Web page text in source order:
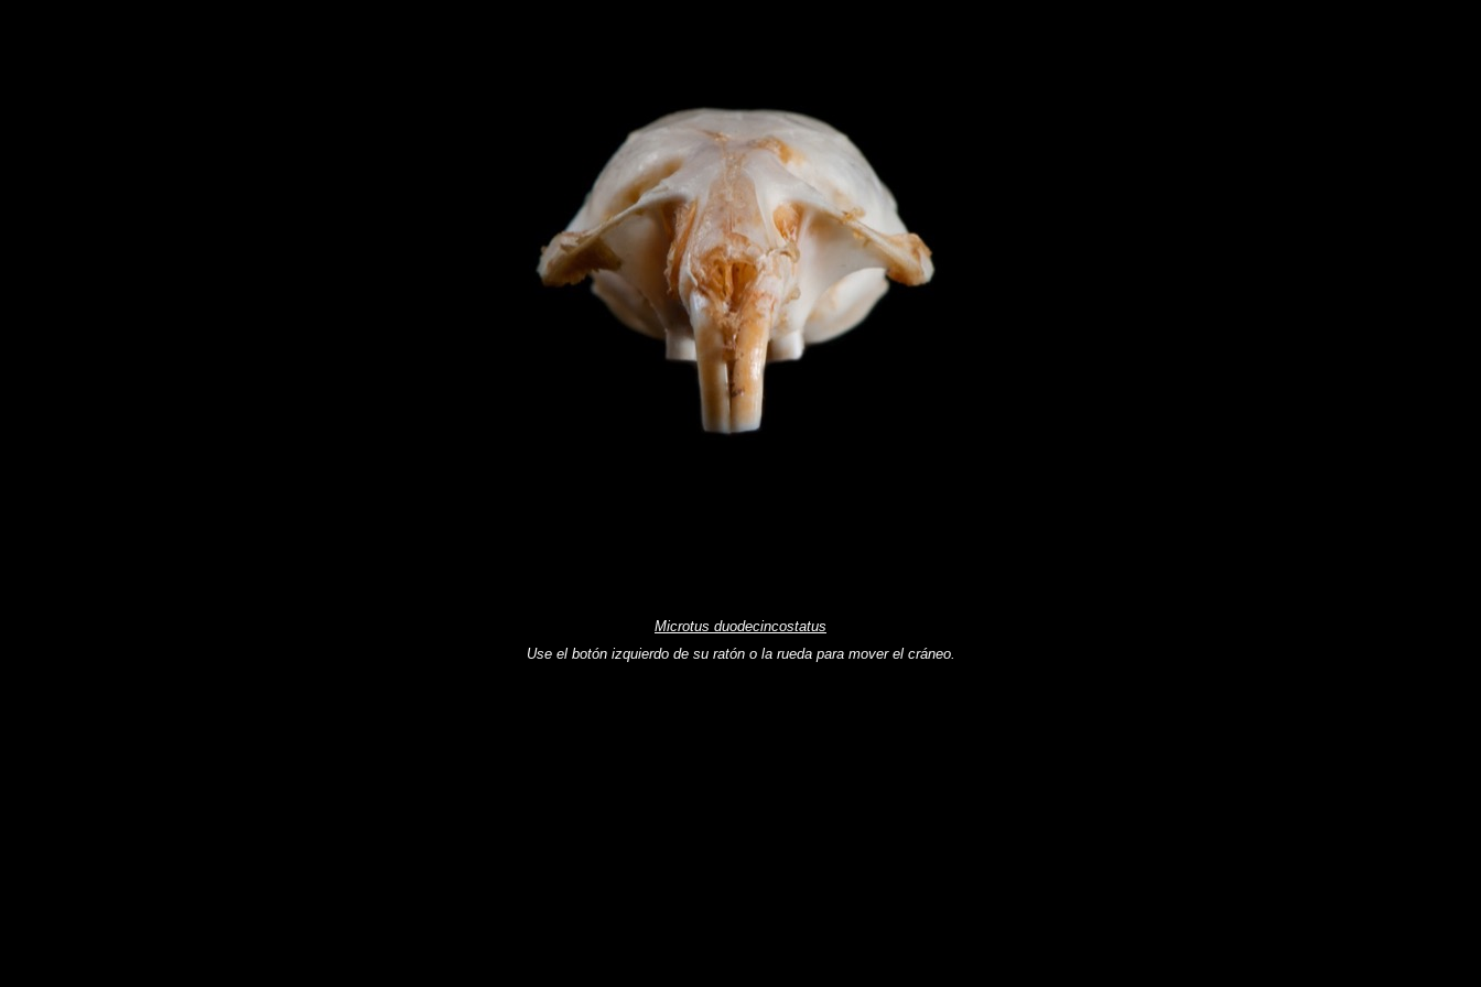
Microtus duodecincostatus
Use el botón izquierdo de su ratón o la rueda para mover el cráneo.